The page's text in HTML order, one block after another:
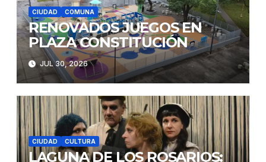
CIUDAD COMUNA
RENOVADOS JUEGOS EN
PLAZA CONSTITUCIÓN
JUL 30, 2026
CIUDAD CULTURA
LAGUNA DE LOS ROSARIOS: